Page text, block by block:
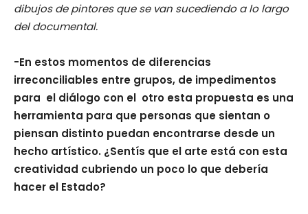
dibujos de pintores que se van sucediendo a lo largo
del documental.
-En estos momentos de diferencias
irreconciliables entre grupos, de impedimentos
para el diálogo con el otro esta propuesta es una
herramienta para que personas que sientan o
piensan distinto puedan encontrarse desde un
hecho artístico. ¿Sentís que el arte está con esta
creatividad cubriendo un poco lo que debería
hacer el Estado?